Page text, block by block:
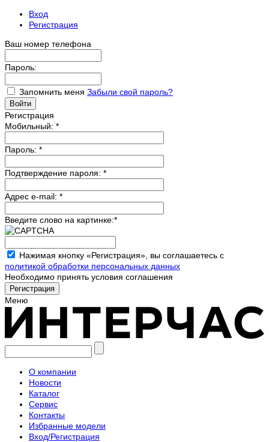
Вход
Регистрация
Ваш номер телефона
Пароль:
Запомнить меня Забыли свой пароль?
Регистрация
Мобильный: *
Пароль: *
Подтверждение пароля: *
Адрес e-mail: *
Введите слово на картинке:*
Нажимая кнопку «Регистрация», вы соглашаетесь с
политикой обработки персональных данных
Необходимо принять условия соглашения
Меню
О компании
Новости
Каталог
Сервис
Контакты
Избранные модели
Вход/Регистрация